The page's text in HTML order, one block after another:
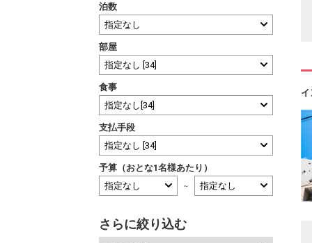
泊数
部屋
食事
支払手段
予算（おとな1名様あたり）
～
さらに絞り込む